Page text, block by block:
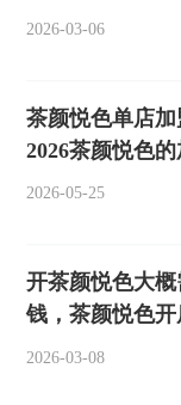
2026-03-06
茶颜悦色单店加
2026茶颜悦色
2026-05-25
开茶颜悦色大
钱，茶颜悦色
2026-03-08